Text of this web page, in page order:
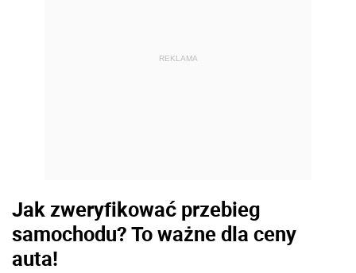
REKLAMA
Jak zweryfikować przebieg
samochodu? To ważne dla ceny
auta!